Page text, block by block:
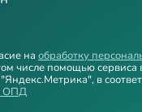
на обработку
числе помощью сервиса
в
ОПД